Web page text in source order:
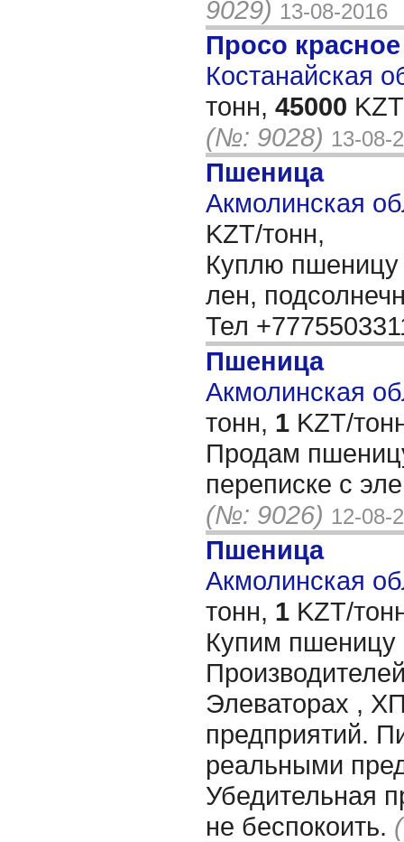
9029) 13-08-2016
Просо красное
Костанайская
тонн, 45000
(№: 9028) 13-08-
Пшеница
Акмолинская
KZT/тонн,
Куплю пшеницу
лен,
Тел
Пшеница
Акмолинская
тонн, 1 KZT/
Продам
переписке с
(№: 9026) 12-08-
Пшеница
Акмолинская
тонн, 1 KZT/
Купим пшеницу
Элеваторах ,
предприятий.
реальными
Убедительная
не беспокоить.